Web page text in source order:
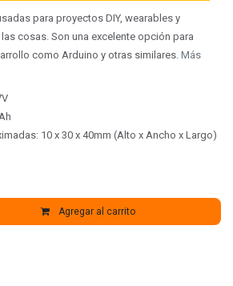
para proyectos DIY, wearables y
cosas. Son una excelente opción para
como Arduino y otras similares. Más
10 x 30 x 40mm (Alto x Ancho x Largo)
Agregar al carrito